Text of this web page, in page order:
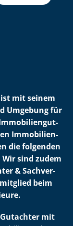
mit seinem
Umgebung für
Im­mo­bi­li­en­
die folgenden
sind zudem
& Sach­ver­
beim
mit